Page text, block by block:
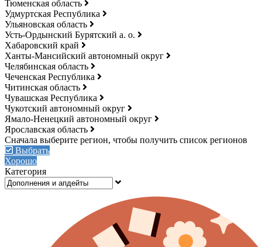
Тюменская область
Удмуртская Республика
Ульяновская область
Усть-Ордынский Бурятский а. о.
Хабаровский край
Ханты-Мансийский автономный округ
Челябинская область
Чеченская Республика
Читинская область
Чувашская Республика
Чукотский автономный округ
Ямало-Ненецкий автономный округ
Ярославская область
Выбрать
Хорошо
Категория